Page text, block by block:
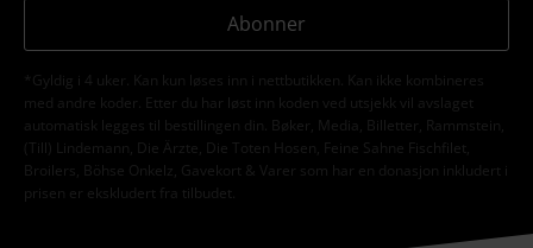
Abonner
*Gyldig i 4 uker. Kan kun løses inn i nettbutikken. Kan ikke kombineres
med andre koder. Etter du har løst inn koden ved utsjekk vil avslaget
automatisk legges til bestillingen din. Bøker, Media, Billetter, Rammstein,
(Till) Lindemann, Die Ärzte, Die Toten Hosen, Feine Sahne Fischfilet,
Broilers, Böhse Onkelz, Gavekort & Varer som har en donasjon inkludert i
prisen er ekskludert fra tilbudet.